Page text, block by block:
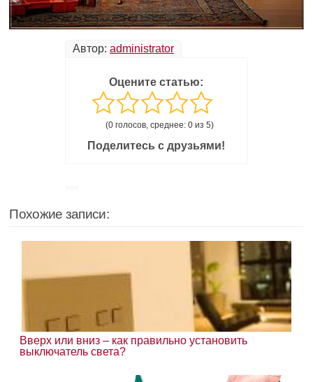
Автор: administrator
Оцените статью:
(0 голосов, среднее: 0 из 5)
Поделитесь с друзьями!
Похожие записи:
Вверх или вниз – как правильно установить
выключатель света?